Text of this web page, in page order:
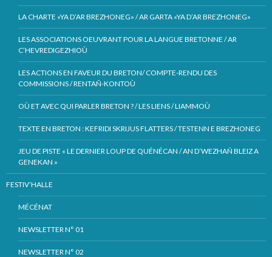
LA CHARTE «YA D’AR BREZHONEG» / AR GARTA «YA D’AR BREZHONEG»
LES ASSOCIATIONS OEUVRANT POUR LA LANGUE BRETONNE / AR
C’HEVREDIGEZHIOÙ
LES ACTIONS EN FAVEUR DU BRETON/ COMPTE-RENDU DES
COMMISSIONS / RENTAÑ-KONTOÙ
OÙ ET AVEC QUI PARLER BRETON ? / LES LIENS / LIAMMOÙ
TEXTE EN BRETON : KEFRIDI SKRIJUS FLATTERS / TESTENN E BREZHONEG
JEU DE PISTE « LE DERNIER LOUP DE QUÉNÉCAN / AN D’WEZHAÑ BLEIZ A
GENEKAN »
FESTIV’HALLE
MÉCÉNAT
NEWSLETTER N° 01
NEWSLETTER N° 02